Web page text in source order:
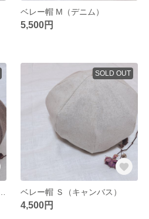
ベレー帽 M（デニム）
5,500円
SOLD OUT
ベレー帽 Ｓ（キャンバス）
4,500円